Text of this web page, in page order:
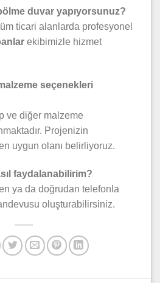
duvar yapıyorsunuz?
ticari alanlarda profesyonel
ekibimizle hizmet
seçenekleri
ve diğer malzeme
Projenizin
uygun olanı belirliyoruz.
faydalanabilirim?
ya da doğrudan telefonla
oluşturabilirsiniz.